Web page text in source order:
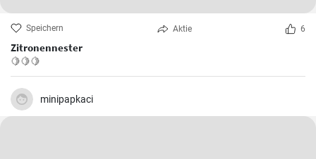
Speichern Aktie 6
Zitronennester
🍋🍋🍋
minipapkaci